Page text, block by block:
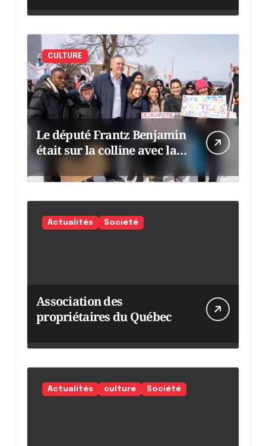
CULTURE
Le député Frantz Benjamin
était sur la colline avec la
chaumine
Actualités Société
Association des
propriétaires du Québec
Actualités culture Société